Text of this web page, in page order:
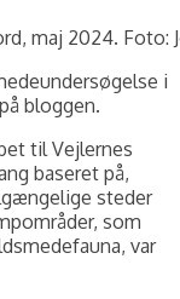
maj 2024. Foto:
i
bloggen.
til Vejlernes
baseret på,
steder
som
var